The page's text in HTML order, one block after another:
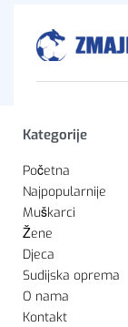
Kategorije
Početna
Najpopularnije
Muškarci
Žene
Djeca
Sudijska oprema
O nama
Kontakt